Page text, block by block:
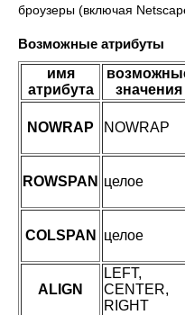
броузеры (включая
Возможные атрибуты
имя
атрибута
значения
NOWRAP NOWRAP
ROWSPAN целое
COLSPAN целое
ALIGN
LEFT,
CENTER,
RIGHT